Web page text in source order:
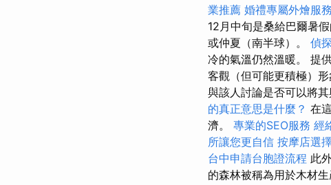
業推薦 婚禮專屬外燴服務
12月中旬是桑給巴爾暑
或仲夏（南半球）。 偵
冷的氣溫仍然溫暖。 提
客觀（但可能更積極）形
與該人討論是否可以將
的真正意思是什麼？ 在
濟。 專業的SEO服務 經
所讓您更自信 按摩店選
台中申請台胞證流程 此
的森林被稱為用於木材